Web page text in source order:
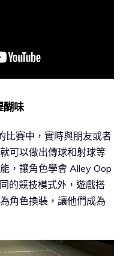
醐味
比賽中，實時與朋友或者
可以做出傳球和射球等
，讓角色學會 Alley Oop
的競技模式外，遊戲搭
角色換裝，讓他們成為